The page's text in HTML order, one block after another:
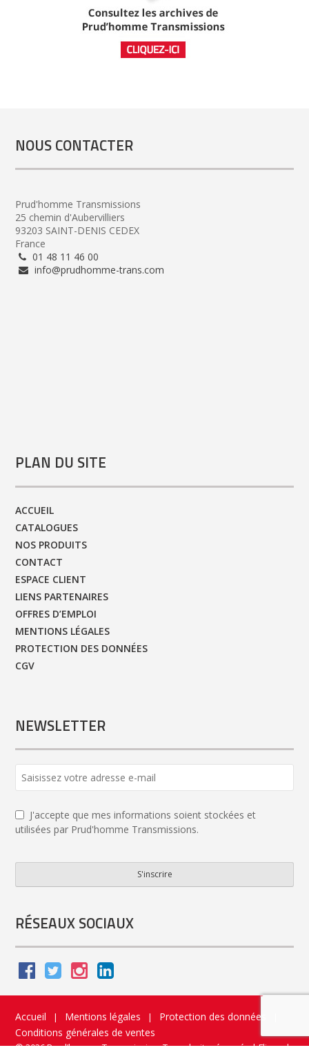
NOUS CONTACTER
Prud'homme Transmissions
25 chemin d'Aubervilliers
93203 SAINT-DENIS CEDEX
France
01 48 11 46 00
info@prudhomme-trans.com
PLAN DU SITE
ACCUEIL
CATALOGUES
NOS PRODUITS
CONTACT
ESPACE CLIENT
LIENS PARTENAIRES
OFFRES D’EMPLOI
MENTIONS LÉGALES
PROTECTION DES DONNÉES
CGV
NEWSLETTER
Name *
J'accepte que mes informations soient stockées et
utilisées par Prud'homme Transmissions.
S'inscrire
RÉSEAUX SOCIAUX
Accueil | Mentions légales | Protection des données
Conditions générales de ventes
© 2026 Prud’homme Transmission. Tous droits réservés|Flippad